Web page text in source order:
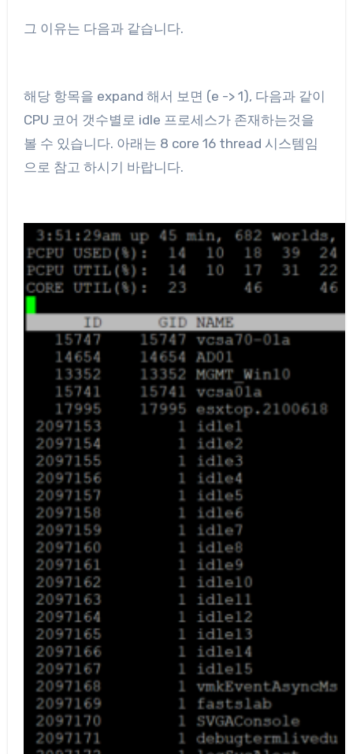
그 이유는 다음과 같습니다.
해당 항목을 expand 해서 보면 (e -> 1), 다음과 같이
CPU 코어 갯수별로 idle 프로세스가 존재하는것을
볼 수 있습니다. 아래는 8 core 16 thread 시스템임
으로 참고 하시기 바랍니다.